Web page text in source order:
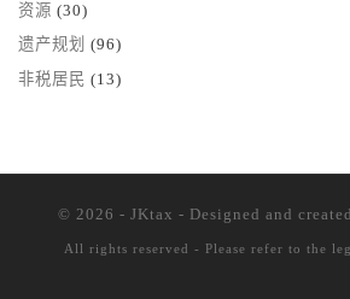
资源 (30)
遗产规划 (96)
非税居民 (13)
© 2026 - JKtax - Designed and created
All rights reserved - Please refer to the